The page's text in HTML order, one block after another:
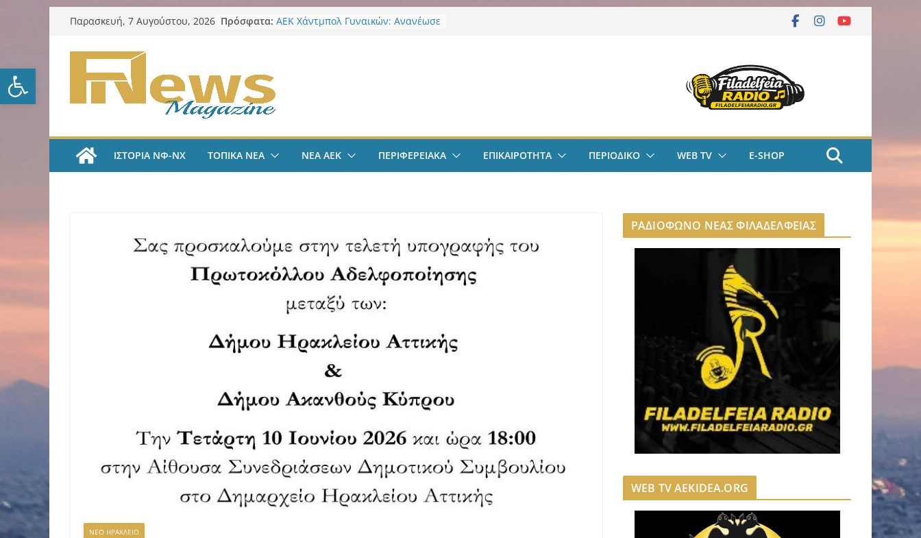
Ανοίξτε τη γραμμή εργαλείων
Μετάβαση
περιεχόμενο
Παρασκευή, 7 Αυγούστου, 2026 Πρόσφατα: ΑΕΚ Χάντμπολ Γυναικών: Ανανέωσε
Περιφέρεια Αττικής αποκτά ένα
από τα πρώτα ολοκληρωμένα
ΙΣΤΟΡΙΑ ΝΦ-ΝΧ ΤΟΠΙΚΑ ΝΕΑ ΝΕΑ ΑΕΚ ΠΕΡΙΦΕΡΕΙΑΚΑ ΕΠΙΚΑΙΡΟΤΗΤΑ ΠΕΡΙΟΔΙΚΟ WEB TV E-SHOP
ΝΕΟ ΗΡΑΚΛΕΙΟ
ΡΑΔΙΟΦΩΝΟ ΝΕΑΣ ΦΙΛΑΔΕΛΦΕΙΑΣ
WEB TV AEKIDEA.ORG